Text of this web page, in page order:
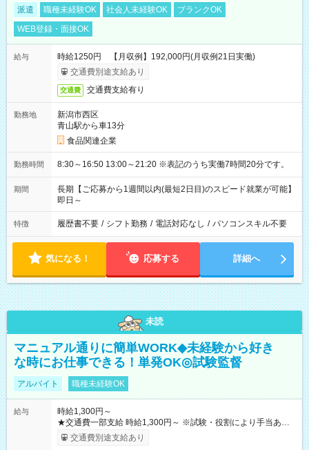
派遣 職種未経験OK 社会人未経験OK
ブランクOK
WEB登録・面接OK
給与
時給1250円 【月収例】192,000円(月収例21日実働)
交通費別途支給あり
交通費 交通費支給有り
勤務地
新潟市西区
青山駅から車13分
食品関連企業
勤務時間 8:30～16:50 13:00～21:20 ※表記のうち実働7時間20分です。
期間
長期【ご応募から1週間以内(最短2日目)のスピード就業が可能】
即日～
特徴 履歴書不要 / シフト勤務 / 電話対応なし / パソコンスキル不要
気になる！ 応募する 詳細へ
未読
マニュアル通りに簡単WORK◆未経験から好き
な時にお仕事できる！単発OK◎試験監督
アルバイト 職種未経験OK
給与
時給1,300円～
★交通費一部支給 時給1,300円～ ※試験・役割により手当あり
※勤務回数により昇給あり 【即給（前払い）オプションあ
り！】 希望される場合、勤務から1週間ほどで給与の一部を受け
交通費別途支給あり